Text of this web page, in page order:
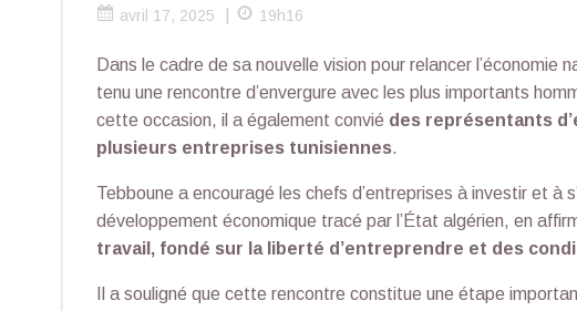
avril 17, 2025 19h16
Dans le cadre de sa nouvelle vision pour relancer l’économie
tenu une rencontre d’envergure avec les plus importants
cette occasion, il a également convié des représentants
plusieurs entreprises tunisiennes.
Tebboune a encouragé les chefs d’entreprises à investir et à
développement économique tracé par l’État algérien, en
travail, fondé sur la liberté d’entreprendre et des
Il a souligné que cette rencontre constitue une étape